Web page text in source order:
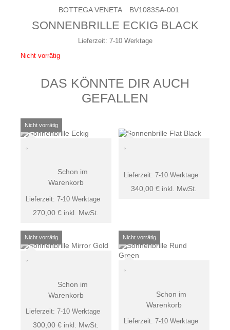
BV1083SA-001
BOTTEGA VENETA
SONNENBRILLE ECKIG BLACK
Lieferzeit: 7-10 Werktage
Nicht vorrätig
DAS KÖNNTE DIR AUCH
GEFALLEN
270,00 € inkl. MwSt.
Lieferzeit: 7-10 Werktage
Schon im
Warenkorb
340,00€ inkl. MwSt.
Lieferzeit: 7-10 Werktage
300,00 € inkl. MwSt.
Lieferzeit: 7-10 Werktage
Schon im
Warenkorb
Lieferzeit: 7-10 Werktage
Schon im
Warenkorb